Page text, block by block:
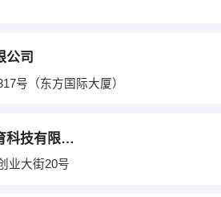
公司
号（东方国际大厦）
济南耀泰教育科技有限公司
业大街20号